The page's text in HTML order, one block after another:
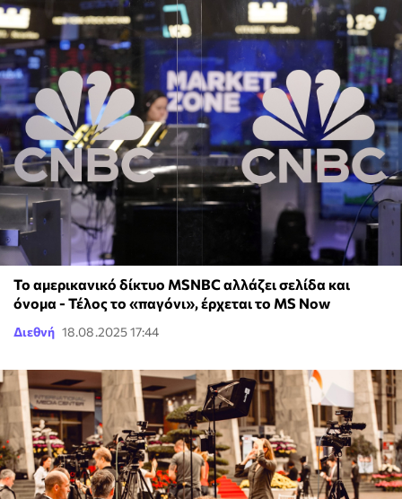
Το αμερικανικό δίκτυο MSNBC αλλάζει σελίδα και
όνομα - Τέλος το «παγόνι», έρχεται το MS Now
Διεθνή 18.08.2025 17:44